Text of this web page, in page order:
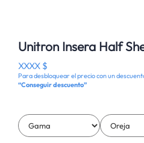
Unitron Insera Half
XXXX $
Para desbloquear el precio con un
“Conseguir descuento”